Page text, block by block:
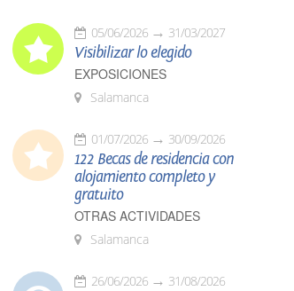
05/06/2026 31/03/2027
Visibilizar lo elegido
EXPOSICIONES
Salamanca
01/07/2026 30/09/2026
122 Becas de residencia con
alojamiento completo y
gratuito
OTRAS ACTIVIDADES
Salamanca
26/06/2026 31/08/2026